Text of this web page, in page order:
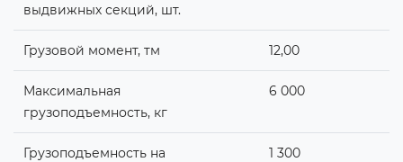
выдвижных секций, шт.
Грузовой момент, тм 12,00
Максимальная
грузоподъемность, кг
6 000
Грузоподъемность на
1 300